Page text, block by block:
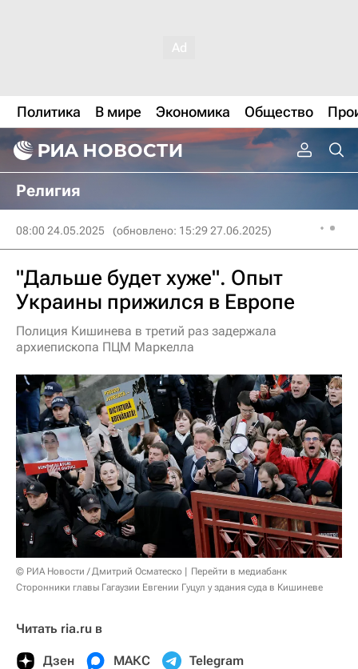
Политика В мире Экономика Общество
Религия
08:00 24.05.2025 (обновлено: 15:29 27.06.2025)
"Дальше будет хуже". Опыт
Украины прижился в Европе
Полиция Кишинева в третий раз задержала
архиепископа ПЦМ Маркелла
© РИА Новости / Дмитрий Осматеско
Перейти в медиабанк
Сторонники главы Гагаузии Евгении Гуцул у здания суда в Кишиневе
Читать ria.ru в
Дзен МАКС Telegram